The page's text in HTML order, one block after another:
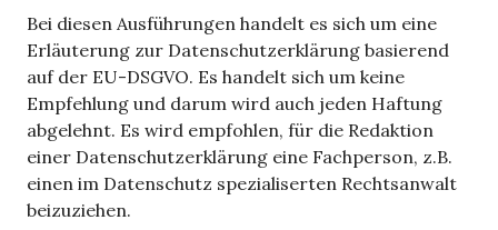
Bei diesen Ausführungen handelt es sich um eine
Erläuterung zur Datenschutzerklärung basierend
auf der EU-DSGVO. Es handelt sich um keine
Empfehlung und darum wird auch jeden Haftung
abgelehnt. Es wird empfohlen, für die Redaktion
einer Datenschutzerklärung eine Fachperson, z.B.
einen im Datenschutz spezialiserten Rechtsanwalt
beizuziehen.